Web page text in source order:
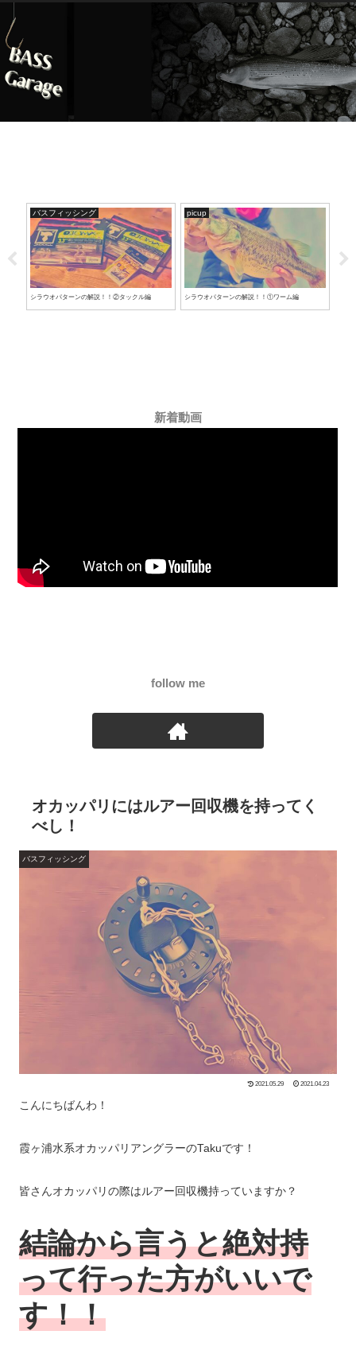
バスフィッシング
シラウオパターンの解説！！②タックル編
picup
シラウオパターンの解説！！①ワーム編
新着動画
follow me
オカッパリにはルアー回収機を持ってく
べし！
バスフィッシング
2021.05.29 2021.04.23
こんにちばんわ！
霞ヶ浦水系オカッパリアングラーのTakuです！
皆さんオカッパリの際はルアー回収機持っていますか？
結論から言うと絶対持
って行った方がいいで
す！！